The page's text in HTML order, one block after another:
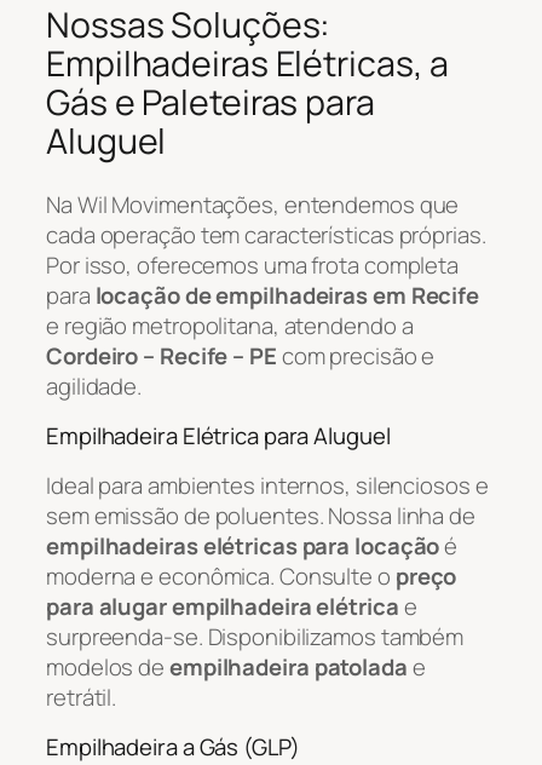
Nossas Soluções:
Empilhadeiras Elétricas, a
Gás e Paleteiras para
Aluguel
Na Wil Movimentações, entendemos que
cada operação tem características próprias.
Por isso, oferecemos uma frota completa
para locação de empilhadeiras em Recife
e região metropolitana, atendendo a
Cordeiro – Recife – PEcom precisão e
agilidade.
Empilhadeira Elétrica para Aluguel
Ideal para ambientes internos, silenciosos e
sem emissão de poluentes. Nossa linha de
empilhadeiras elétricas para locaçãoé
moderna e econômica. Consulte o preço
para alugar empilhadeira elétricae
surpreenda-se. Disponibilizamos também
modelos deempilhadeira patoladae
retrátil.
Empilhadeira a Gás (GLP)